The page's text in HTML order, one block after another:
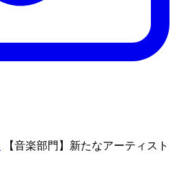
【音楽部門】新たなアーティスト